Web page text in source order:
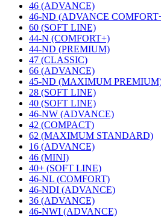
46 (ADVANCE)
46-ND (ADVANCE
60 (SOFT LINE)
44-N (COMFORT+)
44-ND (PREMIUM)
47 (CLASSIC)
66 (ADVANCE)
45-ND (MAXIMUM
28 (SOFT LINE)
40 (SOFT LINE)
46-NW (ADVANCE)
42 (COMPACT)
62 (MAXIMUM STANDARD)
16 (ADVANCE)
46 (MINI)
40+ (SOFT LINE)
46-NL (COMFORT)
46-NDI (ADVANCE)
36 (ADVANCE)
46-NWI (ADVANCE)